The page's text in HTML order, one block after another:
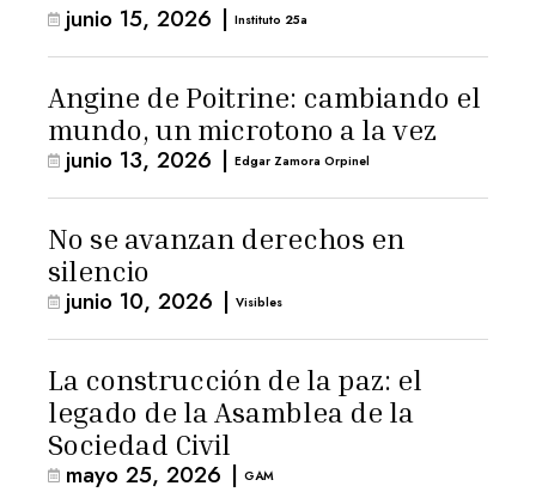
junio 15, 2026 | Instituto 25a
Angine de Poitrine: cambiando el
mundo, un microtono a la vez
junio 13, 2026 | Edgar Zamora Orpinel
No se avanzan derechos en
silencio
junio 10, 2026 | Visibles
La construcción de la paz: el
legado de la Asamblea de la
Sociedad Civil
mayo 25, 2026 | GAM